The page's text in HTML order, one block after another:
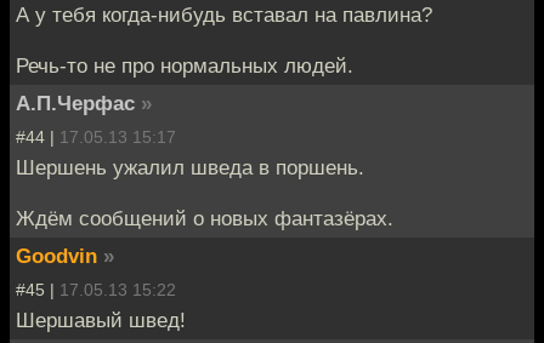
А у тебя когда-нибудь вставал на павлина?
Речь-то не про нормальных людей.
А.П.Черфас »
#44 | 17.05.13 15:17
Шершень ужалил шведа в поршень.
Ждём сообщений о новых фантазёрах.
Goodvin »
#45 | 17.05.13 15:22
Шершавый швед!